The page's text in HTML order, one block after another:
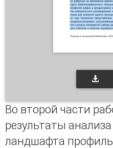
Во второй части
результаты
ландшафта